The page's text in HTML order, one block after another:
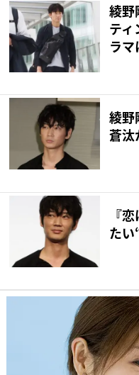
綾
テ
ラ
綾野
蒼汰
『
たい